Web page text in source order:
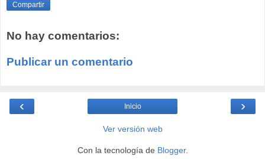
Compartir
No hay comentarios:
Publicar un comentario
‹ ›
Inicio
Ver versión web
Con la tecnología de Blogger.